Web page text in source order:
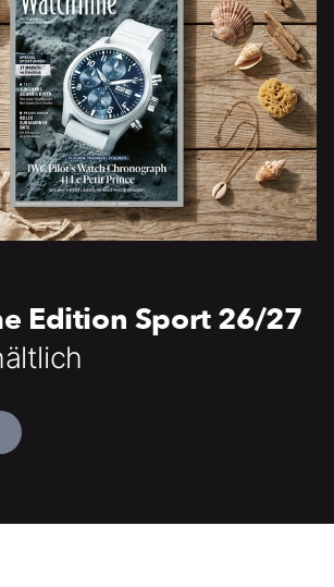
Edition Sport 26/27